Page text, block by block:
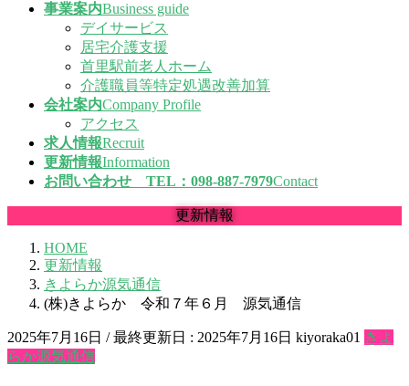
事業案内Business guide
デイサービス
居宅介護支援
首里駅前老人ホーム
介護職員等特定処遇改善加算
会社案内Company Profile
アクセス
求人情報Recruit
更新情報Information
お問い合わせ TEL：098-887-7979Contact
更新情報
HOME
更新情報
きよらか源気通信
(株)きよらか 令和７年６月 源気通信
2025年7月16日 / 最終更新日 : 2025年7月16日 kiyoraka01 きよ
らか源気通信